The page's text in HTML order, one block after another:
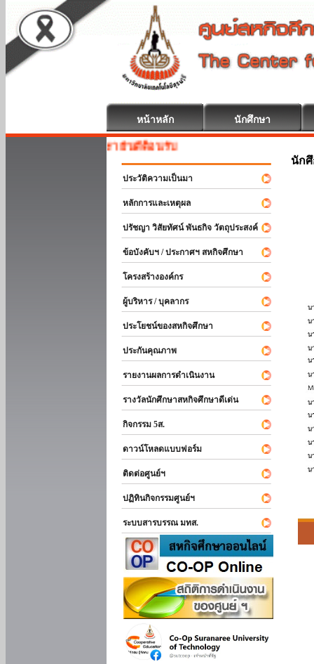
หน้าหลัก นักศึกษา
สหกิจศึกษา ยินดีต้อนรับ
ประวัติความเป็นมา
หลักการและเหตุผล
ปรัชญา วิสัยทัศน์ พันธกิจ วัตถุประสงค์
ข้อบังคับฯ / ประกาศฯ สหกิจศึกษา
โครงสร้างองค์กร
ผู้บริหาร / บุคลากร
ประโยชน์ของสหกิจศึกษา
ประกันคุณภาพ
รายงานผลการดำเนินงาน
รางวัลนักศึกษาสหกิจศึกษาดีเด่น
กิจกรรม 5ส.
ดาวน์โหลดแบบฟอร์ม
ติดต่อศูนย์ฯ
ปฏิทินกิจกรรมศูนย์ฯ
ระบบสารบรรณ มทส.
นัก